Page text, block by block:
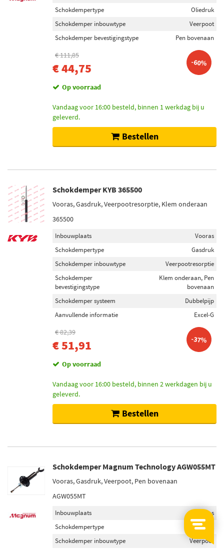
Schokdempertype
Oliedruk
Schokdemper inbouwtype
Veerpoot
Schokdemper bevestigingstype
Pen bovenaan
€ 111,85
€ 44,75 -60%
Op voorraad
Vandaag voor 16:00 besteld, binnen 1 werkdag bij u
geleverd.
Bestellen
Schokdemper KYB 365500
Vooras, Gasdruk, Veerpootresorptie, Klem onderaan
365500
Inbouwplaats
Vooras
Schokdempertype
Gasdruk
Schokdemper inbouwtype
Veerpootresorptie
Schokdemper
bevestigingstype
Klem onderaan, Pen
bovenaan
Schokdemper systeem
Dubbelpijp
Aanvullende informatie
Excel-G
€ 82,39
€ 51,91 -37%
Op voorraad
Vandaag voor 16:00 besteld, binnen 2 werkdagen bij u
geleverd.
Bestellen
Schokdemper Magnum Technology AGW055MT
Vooras, Gasdruk, Veerpoot, Pen bovenaan
AGW055MT
Inbouwplaats
Vooras
Schokdempertype
Gasdruk
Schokdemper inbouwtype
Veerpoot